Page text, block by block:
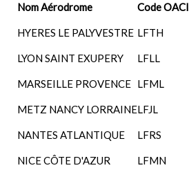
Nom Aérodrome Code OACI
HYERES LE PALYVESTRE LFTH
LYON SAINT EXUPERY LFLL
MARSEILLE PROVENCE LFML
METZ NANCY LORRAINELFJL
NANTES ATLANTIQUE LFRS
NICE CÔTE D'AZUR LFMN